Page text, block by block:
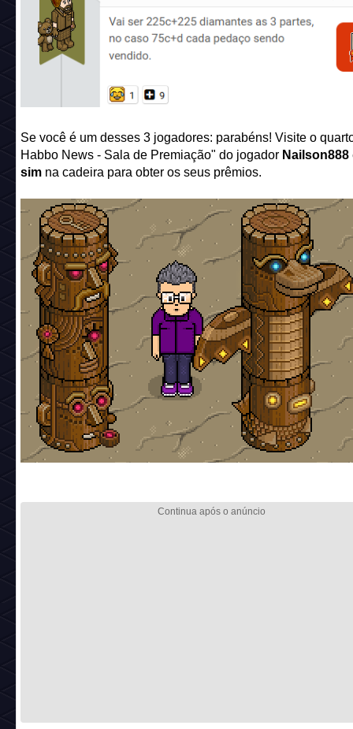
Se você é um desses 3 jogadores: parabéns! Visite o
Habbo News - Sala de Premiação" do jogador Nailson888
sim na cadeira para obter os seus prêmios.